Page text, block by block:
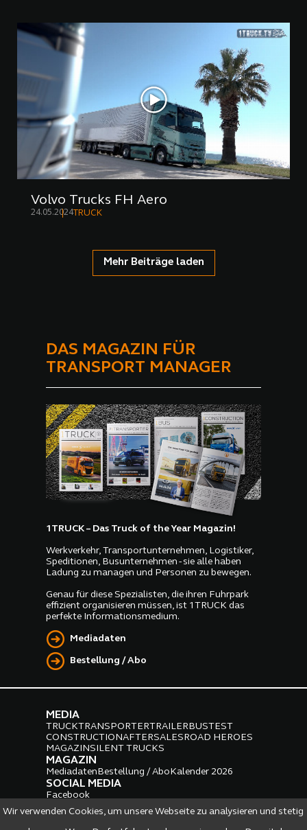
Wir verwenden Cookies, um unsere Webseite zu analysieren und stetig
Volvo Trucks FH Aero
24.05.2024TRUCK
Mehr Beiträge laden
DAS MAGAZIN FÜR
TRANSPORT MANAGER
1TRUCK – Das Truck of the Year Magazin!
Werkverkehr, Transportunternehmen, Logistiker,
Speditionen, Busunternehmen - sie alle haben
Ladung zu managen und Personen zu bewegen.
Genau für diese Spezialisten, die ihren Fuhrpark
effizient organisieren müssen, ist 1TRUCK das
perfekte Informationsmedium.
Mediadaten
Bestellung / Abo
MEDIA
TRUCKTRANSPORTERTRAILERBUSTEST
CONSTRUCTIONAFTERSALESROAD HEROES
MAGAZINSILENT TRUCKS
MAGAZIN
MediadatenBestellung / AboKalender 2026
SOCIAL MEDIA
Facebook
Instagram LinkedIn